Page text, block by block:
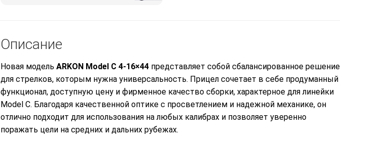
Оптический прицел Arkon Model C 4-
16×44 (MC8 MRAD)
19380 р.
Описание
Новая модель ARKON Model C 4-16×44 представляет собой сбалансированное решение
для стрелков, которым нужна универсальность. Прицел сочетает в себе продуманный
функционал, доступную цену и фирменное качество сборки, характерное для линейки
Model C. Благодаря качественной оптике с просветлением и надежной механике, он
отлично подходит для использования на любых калибрах и позволяет уверенно
поражать цели на средних и дальних рубежах.